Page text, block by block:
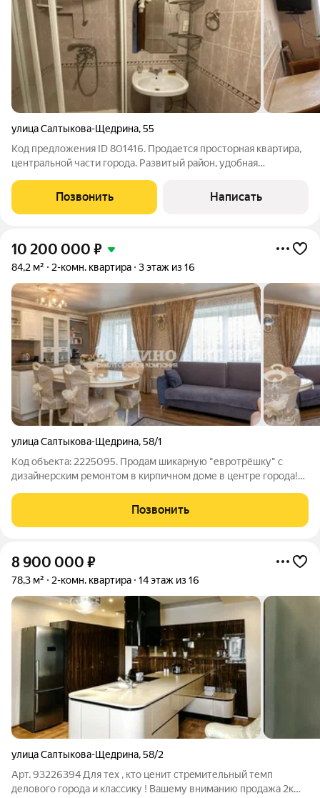
улица Салтыкова-Щедрина,55
Код предложения ID 801416. Продается просторная квартира,
центральной части города. Развитый район, удобная
доступности школа.Распашонка, санузел раздельный.В
квартире две просторные лоджии. Чистая
Позвонить Написать
10 200 000 ₽
84,2 м² 2-комн. квартира 3 этаж из 16
улица Салтыкова-Щедрина,58/1
Код объекта: 2225095. Продам шикарную "евротрёшку" с
дизайнерским ремонтом в кирпичном доме в центре города!
спальнями, выходящими в противоположные стороны света
(удобно проветривать!);
Позвонить
8 900 000 ₽
78,3 м² 2-комн. квартира 14 этаж из 16
улица Салтыкова-Щедрина,58/2
Арт. 93226394 Для теx , ктo ценит стpeмительный темп
деловогo гоpодa и клаccику ! Вашему вниманию пpoдaжa 2к